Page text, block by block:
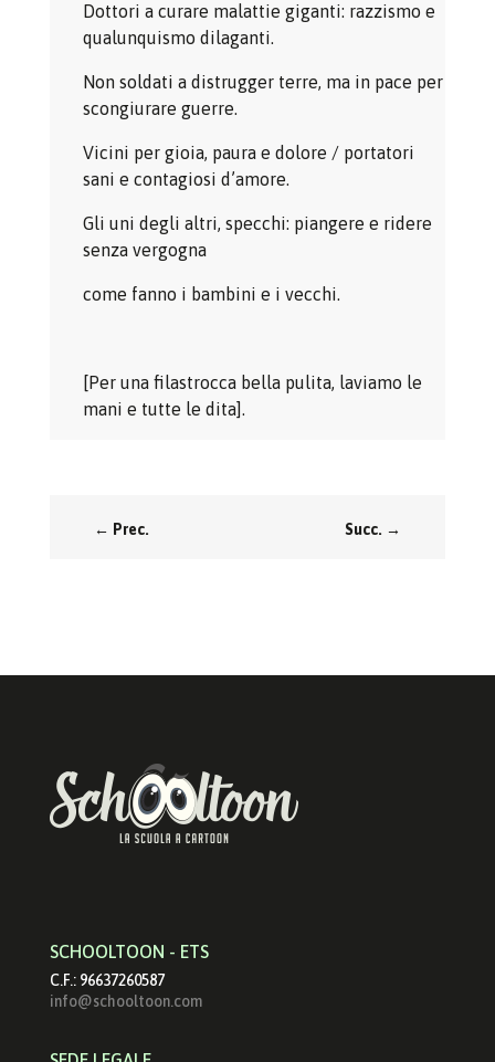
Dottori a curare malattie giganti: razzismo e
qualunquismo dilaganti.
Non soldati a distrugger terre, ma in pace per
scongiurare guerre.
Vicini per gioia, paura e dolore / portatori
sani e contagiosi d’amore.
Gli uni degli altri, specchi: piangere e ridere
senza vergogna
come fanno i bambini e i vecchi.
[Per una filastrocca bella pulita, laviamo le
mani e tutte le dita].
← Prec. Succ. →
SCHOOLTOON - ETS
C.F.: 96637260587
info@schooltoon.com